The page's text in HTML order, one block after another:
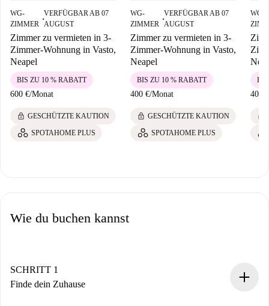
WG-
ZIMMER
■
VERFÜGBAR AB 07
AUGUST
Zimmer zu vermieten in 3-
Zimmer-Wohnung in Vasto,
Neapel
600 €/Monat
BIS ZU 10 % RABATT
lock GESCHÜTZTE KAUTION
SPOTAHOME PLUS
WG-
ZIMMER
■
VERFÜGBAR AB 07
AUGUST
Zimmer zu vermieten in 3-
Zimmer-Wohnung in Vasto,
Neapel
400 €/Monat
BIS ZU 10 % RABATT
lock GESCHÜTZTE KAUTION
SPOTAHOME PLUS
WG-
400 €
lock
Wie du buchen kannst
SCHRITT 1
Finde dein Zuhause